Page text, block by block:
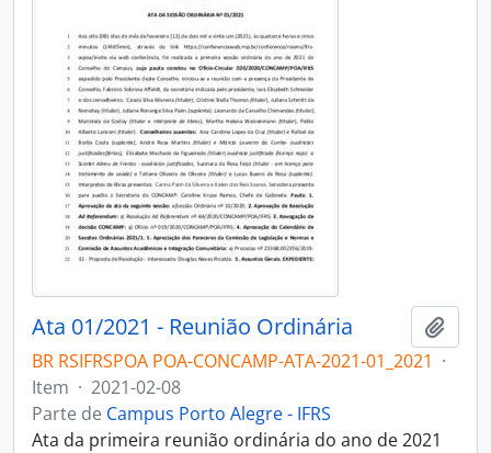
Ata 01/2021 - Reunião Ordinária
BR RSIFRSPOA POA-CONCAMP-ATA-2021-01_2021 ·
Item · 2021-02-08
Parte de Campus Porto Alegre - IFRS
Ata da primeira reunião ordinária do ano de 2021